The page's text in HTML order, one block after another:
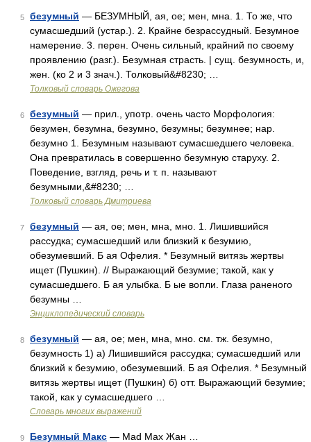
5 безумный — БЕЗУМНЫЙ, ая, ое; мен, мна. 1. То же, что
сумасшедший (устар.). 2. Крайне безрассудный. Безумное
намерение. 3. перен. Очень сильный, крайний по своему
проявлению (разг.). Безумная страсть. | сущ. безумность, и,
жен. (ко 2 и 3 знач.). Толковый&#8230; …
Толковый словарь Ожегова
6 безумный — прил., употр. очень часто Морфология:
безумен, безумна, безумно, безумны; безумнее; нар.
безумно 1. Безумным называют сумасшедшего человека.
Она превратилась в совершенно безумную старуху. 2.
Поведение, взгляд, речь и т. п. называют
безумными,&#8230; …
Толковый словарь Дмитриева
7 безумный — ая, ое; мен, мна, мно. 1. Лишившийся
рассудка; сумасшедший или близкий к безумию,
обезумевший. Б ая Офелия. * Безумный витязь жертвы
ищет (Пушкин). // Выражающий безумие; такой, как у
сумасшедшего. Б ая улыбка. Б ые вопли. Глаза раненого
безумны …
Энциклопедический словарь
8 безумный — ая, ое; мен, мна, мно. см. тж. безумно,
безумность 1) а) Лишившийся рассудка; сумасшедший или
близкий к безумию, обезумевший. Б ая Офелия. * Безумный
витязь жертвы ищет (Пушкин) б) отт. Выражающий безумие;
такой, как у сумасшедшего …
Словарь многих выражений
9 Безумный Макс — Mad Max Жан …